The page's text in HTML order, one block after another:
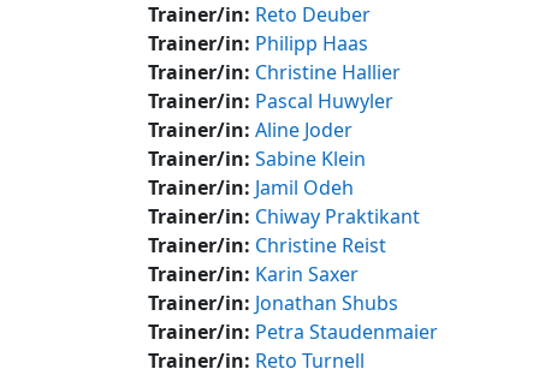
Trainer/in: Reto Deuber
Trainer/in: Philipp Haas
Trainer/in: Christine Hallier
Trainer/in: Pascal Huwyler
Trainer/in: Aline Joder
Trainer/in: Sabine Klein
Trainer/in: Jamil Odeh
Trainer/in: Chiway Praktikant
Trainer/in: Christine Reist
Trainer/in: Karin Saxer
Trainer/in: Jonathan Shubs
Trainer/in: Petra Staudenmaier
Trainer/in: Reto Turnell